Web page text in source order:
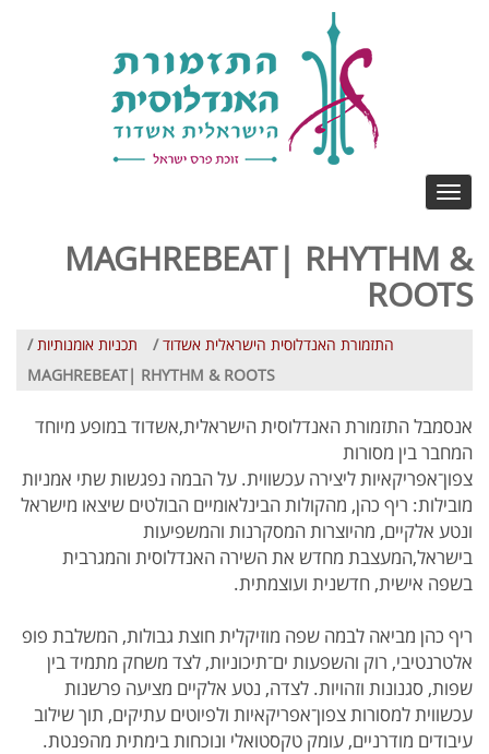
Toggle
navigation
MAGHREBEAT| RHYTHM &
ROOTS
התזמורת האנדלוסית הישראלית אשדוד/ תכניות אומנותיות/
MAGHREBEAT| RHYTHM & ROOTS
אנסמבל התזמורת האנדלוסית הישראלית,אשדוד במופע מיוחד
המחבר בין מסורות
צפון־אפריקאיות ליצירה עכשווית. על הבמה נפגשות שתי אמניות
מובילות: ריף כהן, מהקולות הבינלאומיים הבולטים שיצאו מישראל
ונטע אלקיים, מהיוצרות המסקרנות והמשפיעות
בישראל,המעצבת מחדש את השירה האנדלוסית והמגרבית
בשפה אישית, חדשנית ועוצמתית.
ריף כהן מביאה לבמה שפה מוזיקלית חוצת גבולות, המשלבת פופ
אלטרנטיבי, רוק והשפעות ים־תיכוניות, לצד משחק מתמיד בין
שפות, סגנונות וזהויות. לצדה, נטע אלקיים מציעה פרשנות
עכשווית למסורות צפון־אפריקאיות ולפיוטים עתיקים, תוך שילוב
עיבודים מודרניים, עומק טקסטואלי ונוכחות בימתית מהפנטת.